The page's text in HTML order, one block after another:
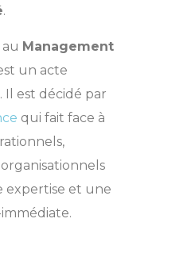
.
Management
un acte
Il est décidé par
qui fait face à
expertise et une